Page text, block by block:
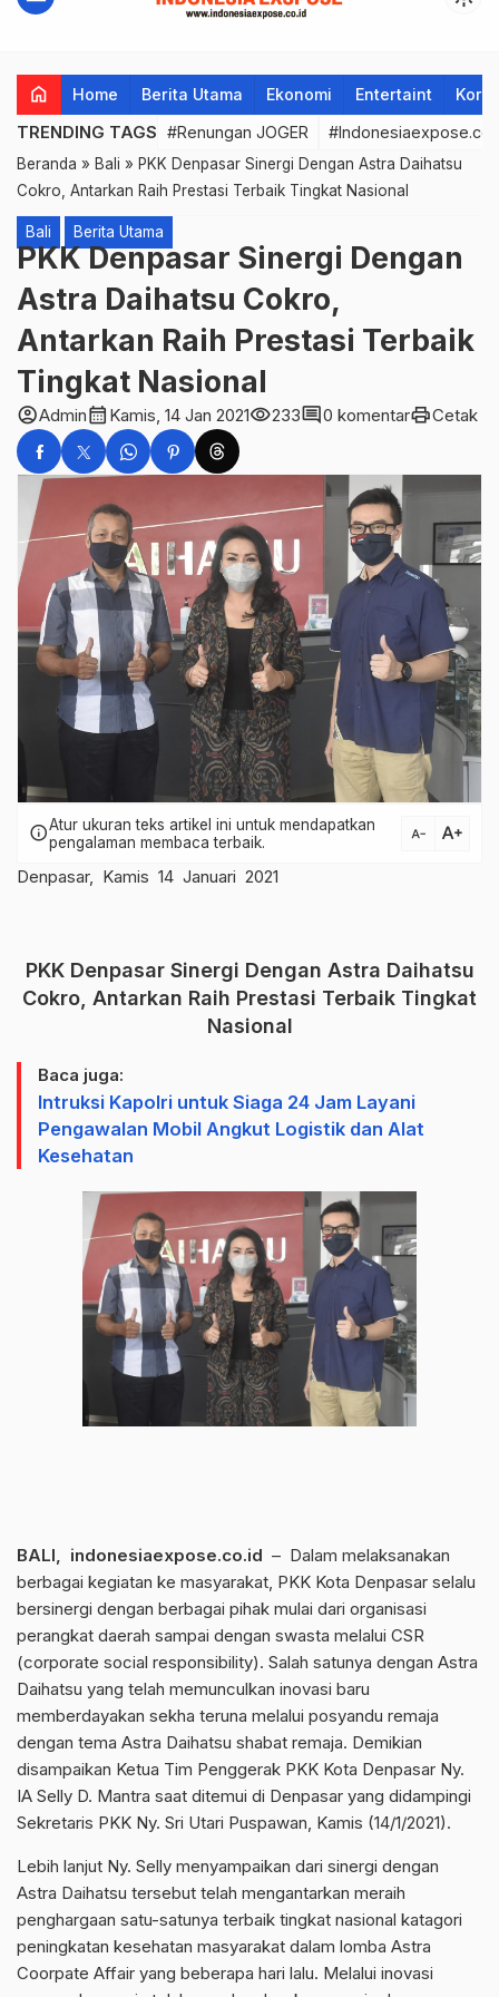
home Home Berita Utama Ekonomi Entertaint
TRENDING TAGS #Renungan JOGER
Beranda » Bali » PKK Denpasar Sinergi Dengan Astra Daihatsu
Cokro, Antarkan Raih Prestasi Terbaik Tingkat Nasional
Bali Berita Utama
PKK Denpasar Sinergi Dengan
Astra Daihatsu Cokro,
Antarkan Raih Prestasi Terbaik
Tingkat Nasional
account_circleAdmincalendar_month Kamis, 14 Jan 2021visibility233comment0 komentarprintCetak
infoAtur ukuran teks artikel ini untuk mendapatkan
pengalaman membaca terbaik.
text_decrease text_increase
Denpasar, Kamis 14 Januari 2021
PKK Denpasar Sinergi Dengan Astra Daihatsu
Cokro, Antarkan Raih Prestasi Terbaik Tingkat
Nasional
Baca juga:
Intruksi Kapolri untuk Siaga 24 Jam Layani
Pengawalan Mobil Angkut Logistik dan Alat
Kesehatan
BALI, indonesiaexpose.co.id – Dalam melaksanakan
berbagai kegiatan ke masyarakat, PKK Kota Denpasar selalu
bersinergi dengan berbagai pihak mulai dari organisasi
perangkat daerah sampai dengan swasta melalui CSR
(corporate social responsibility). Salah satunya dengan Astra
Daihatsu yang telah memunculkan inovasi baru
memberdayakan sekha teruna melalui posyandu remaja
dengan tema Astra Daihatsu shabat remaja. Demikian
disampaikan Ketua Tim Penggerak PKK Kota Denpasar Ny.
IA Selly D. Mantra saat ditemui di Denpasar yang didampingi
Sekretaris PKK Ny. Sri Utari Puspawan, Kamis (14/1/2021).
Lebih lanjut Ny. Selly menyampaikan dari sinergi dengan
Astra Daihatsu tersebut telah mengantarkan meraih
penghargaan satu-satunya terbaik tingkat nasional katagori
peningkatan kesehatan masyarakat dalam lomba Astra
Coorpate Affair yang beberapa hari lalu. Melalui inovasi